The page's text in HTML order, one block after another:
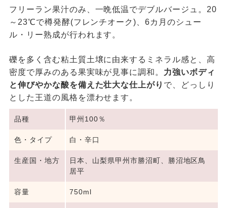
フリーラン果汁のみ、一晩低温でデブルバージュ。20
～23℃で樽発酵(フレンチオーク)、6カ月のシュー
ル・リー熟成が行われます。
礫を多く含む粘土質土壌に由来するミネラル感と、高
密度で厚みのある果実味が見事に調和。 力強いボディ
と伸びやかな酸を備えた壮大な仕上がり で、どっしり
とした王道の風格を漂わせます。
品種 甲州100％
色・タイプ 白・辛口
生産国・地方
日本、山梨県甲州市勝沼町、勝沼地区鳥
居平
容量 750ml